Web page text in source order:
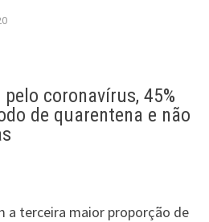
coronavírus, 45%
de quarentena e não
a terceira maior proporção de